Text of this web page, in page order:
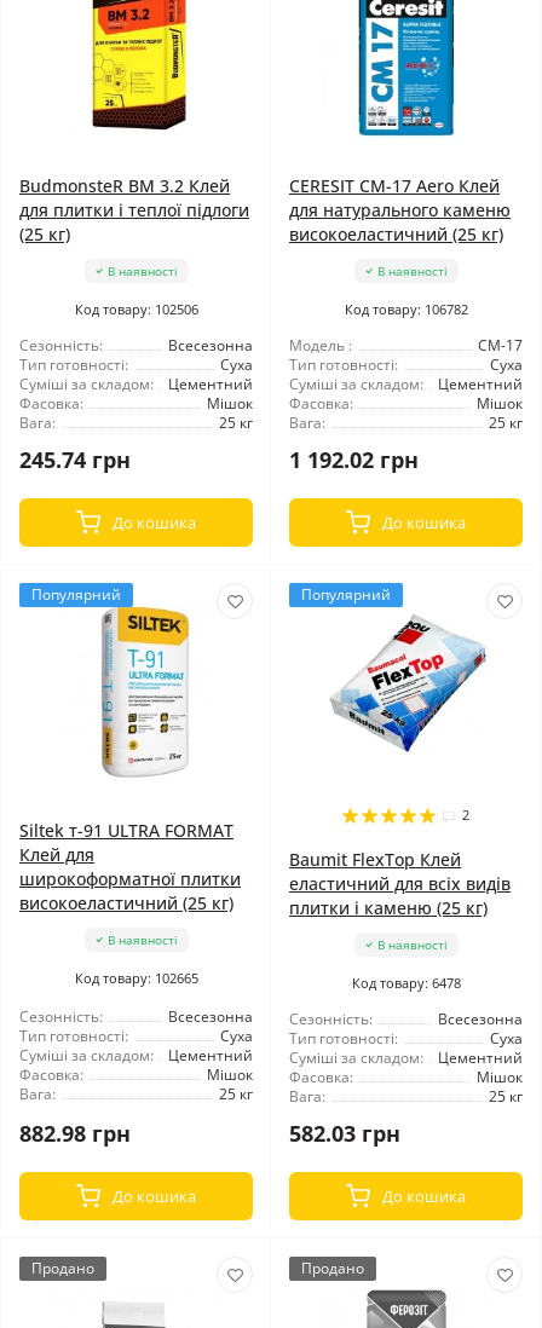
BudmonsteR BM 3.2 Клей
для плитки і теплої підлоги
(25 кг)
В наявності
Код товару: 102506
Сезонність:
Всесезонна
Тип готовності:
Суха
Суміші за складом:
Цементний
Фасовка:
Мішок
Вага:
25 кг
245.74 грн
До кошика
CERESIT CM-17 Aero Клей
для натурального каменю
високоеластичний (25 кг)
В наявності
Код товару: 106782
Модель :
CM-17
Тип готовності:
Суха
Суміші за складом:
Цементний
Фасовка:
Мішок
Вага:
25 кг
1 192.02 грн
До кошика
Популярний
Siltek т-91 ULTRA FORMAT
Клей для
широкоформатної плитки
високоеластичний (25 кг)
В наявності
Код товару: 102665
Сезонність:
Всесезонна
Тип готовності:
Суха
Суміші за складом:
Цементний
Фасовка:
Мішок
Вага:
25 кг
882.98 грн
До кошика
Популярний
2
Baumit FlexTop Клей
еластичний для всіх видів
плитки і каменю (25 кг)
В наявності
Код товару: 6478
Сезонність:
Всесезонна
Тип готовності:
Суха
Суміші за складом:
Цементний
Фасовка:
Мішок
Вага:
25 кг
582.03 грн
До кошика
Продано Продано